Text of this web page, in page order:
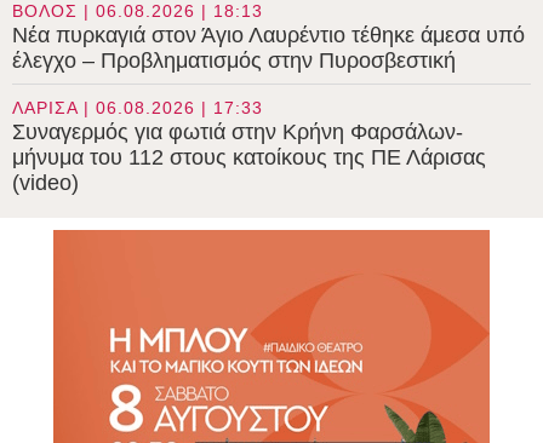
ΒΟΛΟΣ | 06.08.2026 | 18:13
Νέα πυρκαγιά στον Άγιο Λαυρέντιο τέθηκε άμεσα υπό
έλεγχο – Προβληματισμός στην Πυροσβεστική
ΛΑΡΙΣΑ | 06.08.2026 | 17:33
Συναγερμός για φωτιά στην Κρήνη Φαρσάλων-
μήνυμα του 112 στους κατοίκους της ΠΕ Λάρισας
(video)